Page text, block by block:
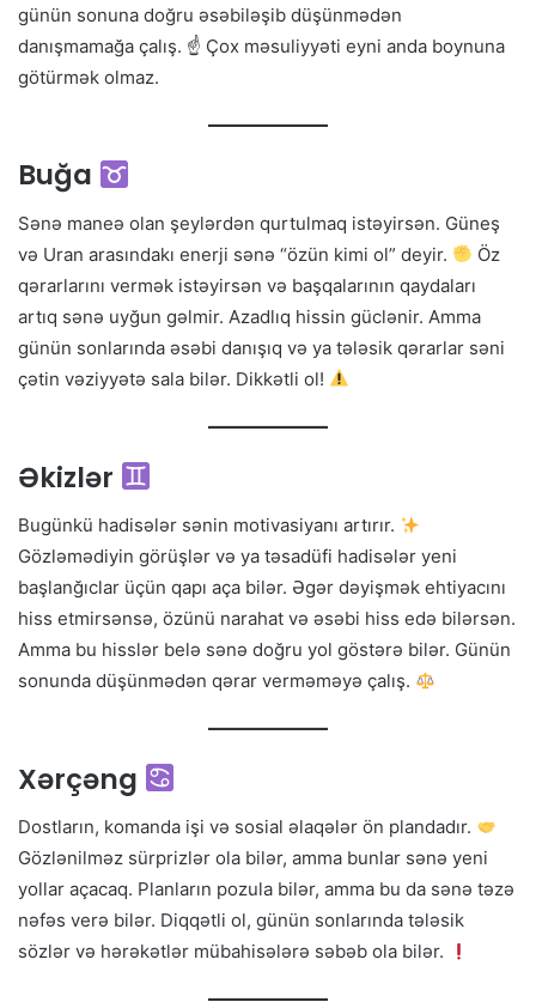
günün sonuna doğru əsəbiləşib düşünmədən
danışmamağa çalış. ☝ Çox məsuliyyəti eyni anda boynuna
götürmək olmaz.
Buğa
Sənə maneə olan şeylərdən qurtulmaq istəyirsən. Güneş
və Uran arasındakı enerji sənə “özün kimi ol” deyir.
Öz
qərarlarını vermək istəyirsən və başqalarının qaydaları
artıq sənə uyğun gəlmir. Azadlıq hissin güclənir. Amma
günün sonlarında əsəbi danışıq və ya tələsik qərarlar səni
çətin vəziyyətə sala bilər. Dikkətli ol!
Əkizlər
Bugünkü hadisələr sənin motivasiyanı artırır.
Gözləmədiyin görüşlər və ya təsadüfi hadisələr yeni
başlanğıclar üçün qapı aça bilər. Əgər dəyişmək ehtiyacını
hiss etmirsənsə, özünü narahat və əsəbi hiss edə bilərsən.
Amma bu hisslər belə sənə doğru yol göstərə bilər. Günün
sonunda düşünmədən qərar verməməyə çalış.
Xərçəng
Dostların, komanda işi və sosial əlaqələr ön plandadır.
Gözlənilməz sürprizlər ola bilər, amma bunlar sənə yeni
yollar açacaq. Planların pozula bilər, amma bu da sənə təzə
nəfəs verə bilər. Diqqətli ol, günün sonlarında tələsik
sözlər və hərəkətlər mübahisələrə səbəb ola bilər.